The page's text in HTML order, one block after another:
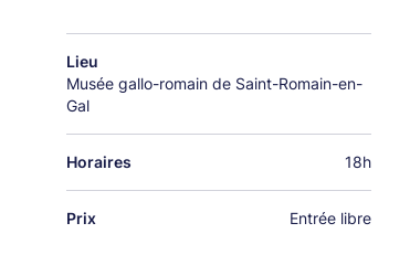
Lieu
Musée gallo-romain de Saint-Romain-en-
Gal
Horaires 18h
Prix Entrée libre